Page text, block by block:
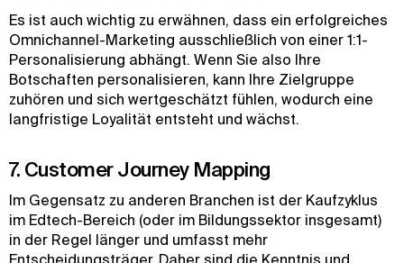
Es ist auch wichtig zu erwähnen, dass ein erfolgreiches
Omnichannel-Marketing ausschließlich von einer 1:1-
Personalisierung abhängt. Wenn Sie also Ihre
Botschaften personalisieren, kann Ihre Zielgruppe
zuhören und sich wertgeschätzt fühlen, wodurch eine
langfristige Loyalität entsteht und wächst.
7. Customer Journey Mapping
Im Gegensatz zu anderen Branchen ist der Kaufzyklus
im Edtech-Bereich (oder im Bildungssektor insgesamt)
in der Regel länger und umfasst mehr
Entscheidungsträger. Daher sind die Kenntnis und